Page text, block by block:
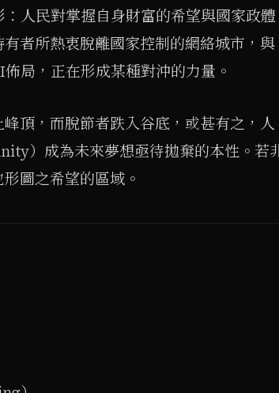
人民對掌握自身財富的希望與國家政體
者所熱衷脫離國家控制的網絡城市，與
局，正在形成某種對沖的力量。
頂，而脫節者跌入谷底，或甚有之，人
）成為未來夢想亟待拋棄的本性。若
圖之希望的區域。